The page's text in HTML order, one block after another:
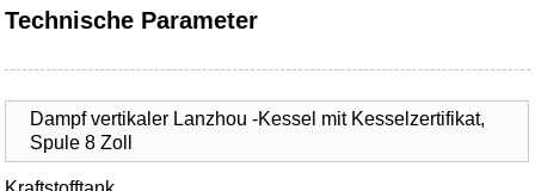
Technische Parameter
Dampf vertikaler Lanzhou -Kessel mit Kesselzertifikat,
Spule 8 Zoll